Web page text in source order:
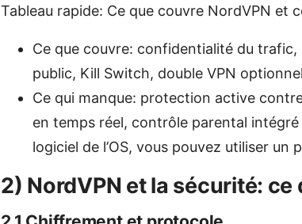
Tableau rapide: Ce que couvre NordVPN et
Ce que couvre: confidentialité du trafic,
public, Kill Switch, double VPN
Ce qui manque: protection active
en temps réel, contrôle parental
logiciel de l’OS, vous pouvez utiliser un
2) NordVPN et la sécurité: